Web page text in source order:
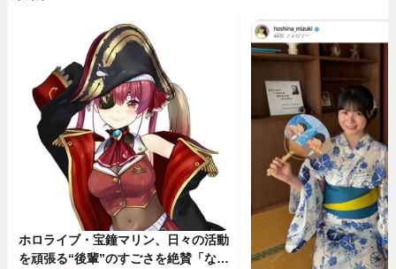
ホロライブ・宝鐘マリン、日々の活動
を頑張る“後輩”のすごさを絶賛「なろ